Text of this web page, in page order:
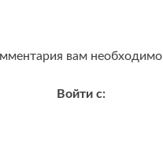
вам необходимо
Войти с: